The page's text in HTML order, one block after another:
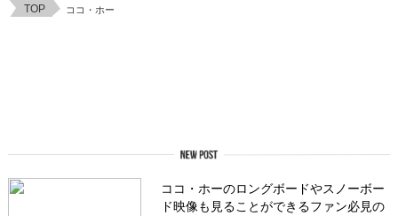
TOP ココ・ホー
ココ・ホーのロングボードやスノーボー
ド映像も見ることができるファン必見の